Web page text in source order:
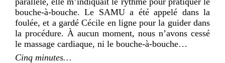
bouche-à-bouche. Le SAMU a été appelé dans la
foulée, et a gardé Cécile en ligne pour la guider dans
la procédure. À aucun moment, nous n’avons cessé
le massage cardiaque, ni le bouche-à-bouche…
Cinq minutes…